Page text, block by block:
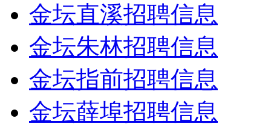
金坛直溪招聘信息
金坛朱林招聘信息
金坛指前招聘信息
金坛薛埠招聘信息